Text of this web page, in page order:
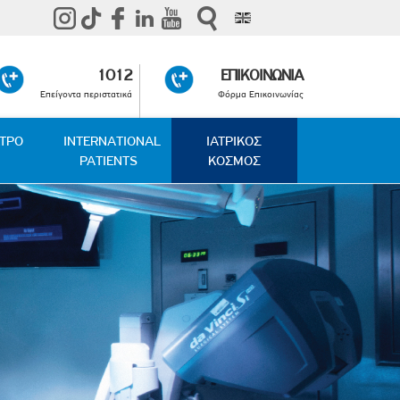
1012
Επείγοντα περιστατικά
ΕΠΙΚΟΙΝΩΝΙΑ
Φόρμα Επικοινωνίας
INTERNATIONAL
PATIENTS
ΙΑΤΡΙΚΟΣ
ΚΟΣΜΟΣ